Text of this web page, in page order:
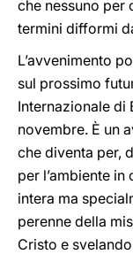
che nessuno per
termini difformi
L’avvenimento
sul prossimo
Internazionale di
novembre. È un
che diventa per,
per l’ambiente
intera ma
perenne della
Cristo e